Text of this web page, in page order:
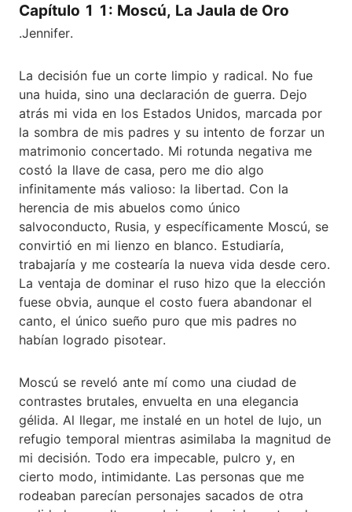
Capítulo 1 1: Moscú, La Jaula de Oro
.Jennifer.
La decisión fue un corte limpio y radical. No fue
una huida, sino una declaración de guerra. Dejo
atrás mi vida en los Estados Unidos, marcada por
la sombra de mis padres y su intento de forzar un
matrimonio concertado. Mi rotunda negativa me
costó la llave de casa, pero me dio algo
infinitamente más valioso: la libertad. Con la
herencia de mis abuelos como único
salvoconducto, Rusia, y específicamente Moscú, se
convirtió en mi lienzo en blanco. Estudiaría,
trabajaría y me costearía la nueva vida desde cero.
La ventaja de dominar el ruso hizo que la elección
fuese obvia, aunque el costo fuera abandonar el
canto, el único sueño puro que mis padres no
habían logrado pisotear.
Moscú se reveló ante mí como una ciudad de
contrastes brutales, envuelta en una elegancia
gélida. Al llegar, me instalé en un hotel de lujo, un
refugio temporal mientras asimilaba la magnitud de
mi decisión. Todo era impecable, pulcro y, en
cierto modo, intimidante. Las personas que me
rodeaban parecían personajes sacados de otra